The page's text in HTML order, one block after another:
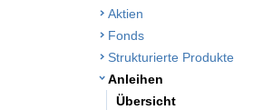
Aktien
Fonds
Strukturierte Produkte
Anleihen
Übersicht